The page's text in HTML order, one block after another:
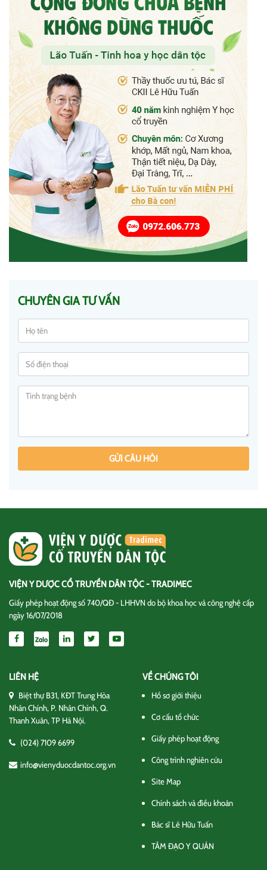
CHUYÊN GIA TƯ VẤN
GỬI CÂU HỎI
VIỆN Y DƯỢC CỔ TRUYỀN DÂN TỘC - TRADIMEC
Giấy phép hoạt động số 740/QĐ - LHHVN do bộ khoa học và công nghệ cấp
ngày 16/07/2018
LIÊN HỆ
Biệt thự B31, KĐT Trung Hòa
Nhân Chính, P. Nhân Chính, Q.
Thanh Xuân, TP Hà Nội.
(024) 7109 6699
info@vienyduocdantoc.org.vn
VỀ CHÚNG TÔI
Hồ sơ giới thiệu
Cơ cấu tổ chức
Giấy phép hoạt động
Công trình nghiên cứu
Site Map
Chính sách và điều khoản
Bác sĩ Lê Hữu Tuấn
TÂM ĐẠO Y QUÁN